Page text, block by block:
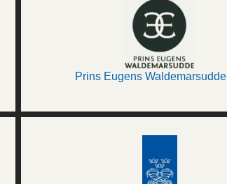
Prins Eugens Waldemarsudde